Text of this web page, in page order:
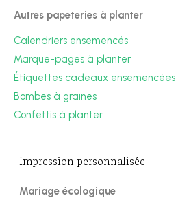
Autres papeteries à planter
Calendriers ensemencés
Marque-pages à planter
Étiquettes cadeaux ensemencées
Bombes à graines
Confettis à planter
Impression personnalisée
Mariage écologique